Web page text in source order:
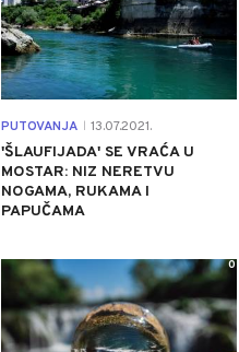
PUTOVANJA 13.07.2021.
'ŠLAUFIJADA' SE VRAĆA U
MOSTAR: NIZ NERETVU
NOGAMA, RUKAMA I
PAPUČAMA
0